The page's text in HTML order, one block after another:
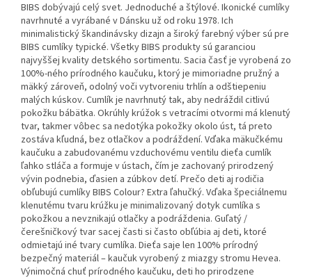
BIBS dobývajú celý svet. Jednoduché a štýlové. Ikonické cumlíky
navrhnuté a vyrábané v Dánsku už od roku 1978. Ich
minimalistický škandinávsky dizajn a široký farebný výber sú pre
BIBS cumlíky typické. Všetky BIBS produkty sú garanciou
najvyššej kvality detského sortimentu. Sacia časť je vyrobená zo
100%-ného prírodného kaučuku, ktorý je mimoriadne pružný a
mäkký zároveň, odolný voči vytvoreniu trhlín a odštiepeniu
malých kúskov. Cumlík je navrhnutý tak, aby nedráždil citlivú
pokožku bábätka. Okrúhly krúžok s vetracími otvormi má klenutý
tvar, takmer vôbec sa nedotýka pokožky okolo úst, tá preto
zostáva kľudná, bez otlačkov a podráždení. Vďaka mäkučkému
kaučuku a zabudovanému vzduchovému ventilu dieťa cumlík
ľahko stláča a formuje v ústach, čím je zachovaný prirodzený
vývin podnebia, ďasien a zúbkov detí. Prečo deti aj rodičia
obľubujú cumlíky BIBS Colour? Extra ľahučký. Vďaka špeciálnemu
klenutému tvaru krúžku je minimalizovaný dotyk cumlíka s
pokožkou a nevznikajú otlačky a podráždenia. Guľatý /
čerešničkový tvar sacej časti si často obľúbia aj deti, ktoré
odmietajú iné tvary cumlíka. Dieťa saje len 100% prírodný
bezpečný materiál – kaučuk vyrobený z miazgy stromu Hevea.
Výnimočná chuť prírodného kaučuku, deti ho prirodzene